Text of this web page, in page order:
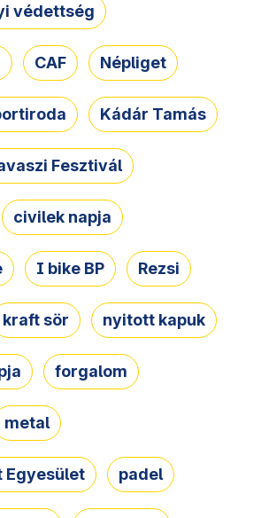
védettség
CAF Népliget
Kádár Tamás
Fesztivál
civilek napja
I bike BP Rezsi
kraft sör nyitott kapuk
forgalom
metal
Egyesület padel